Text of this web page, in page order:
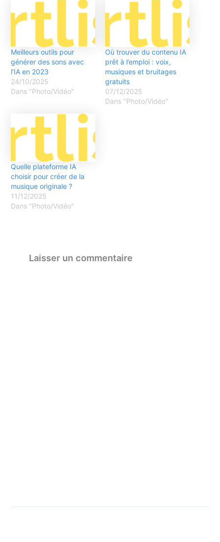
Meilleurs outils pour
générer des sons avec
l’IA en 2023
24/10/2025
Dans "Photo/Vidéo"
Où trouver du contenu IA
prêt à l’emploi : voix,
musiques et bruitages
gratuits
07/12/2025
Dans "Photo/Vidéo"
Quelle plateforme IA
choisir pour créer de la
musique originale ?
11/12/2025
Dans "Photo/Vidéo"
Laisser un commentaire